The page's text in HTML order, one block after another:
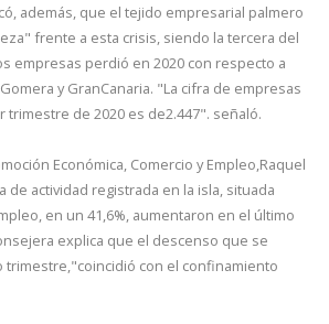
además, que el tejido empresarial palmero
frente a esta crisis, siendo la tercera del
empresas perdió en 2020 con respecto a
y GranCanaria. "La cifra de empresas
trimestre de 2020 es de2.447". señaló.
Económica, Comercio y Empleo,Raquel
de actividad registrada en la isla, situada
en un 41,6%, aumentaron en el último
explica que el descenso que se
con el confinamiento